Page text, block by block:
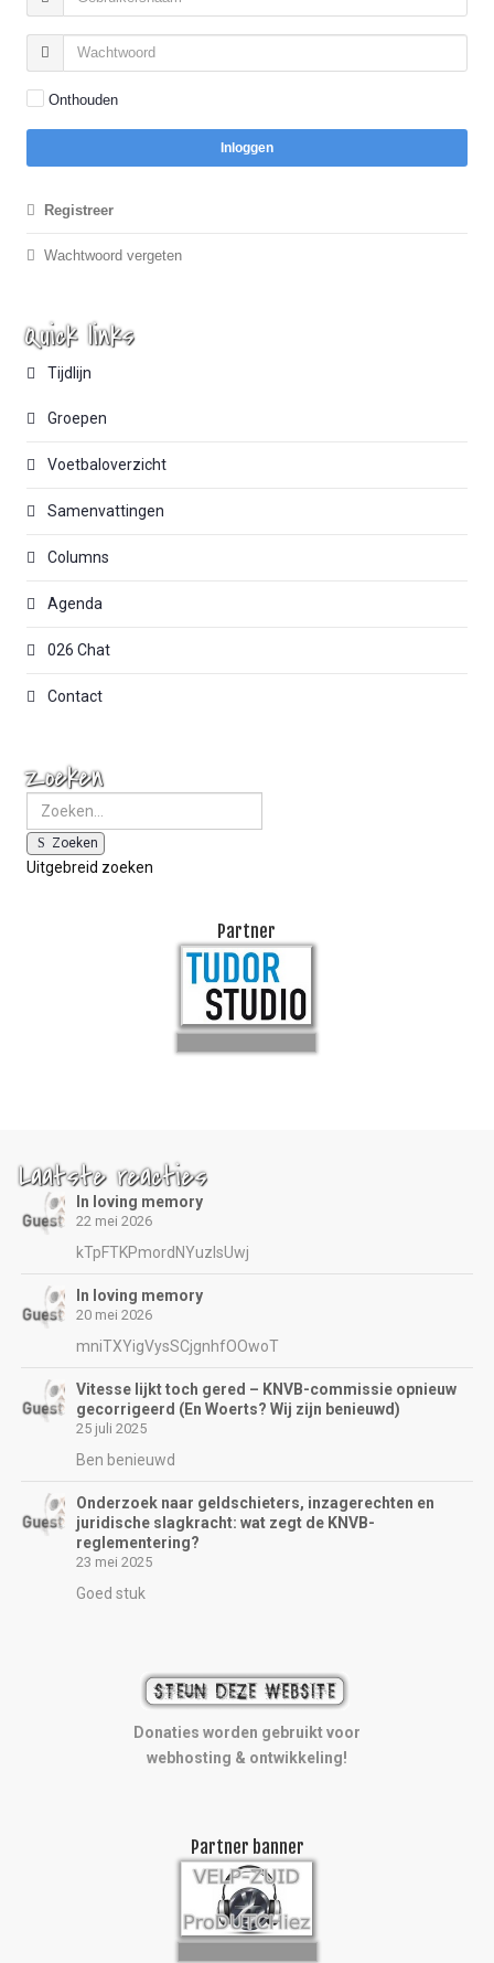
Onthouden
Inloggen
Registreer
Wachtwoord vergeten
Quick links
Tijdlijn
Groepen
Voetbaloverzicht
Samenvattingen
Columns
Agenda
026 Chat
Contact
Zoeken
Zoeken
Uitgebreid zoeken
Partner
Laatste reacties
In loving memory
22 mei 2026
kTpFTKPmordNYuzIsUwj
In loving memory
20 mei 2026
mniTXYigVysSCjgnhfOOwoT
Vitesse lijkt toch gered – KNVB-commissie opnieuw
gecorrigeerd (En Woerts? Wij zijn benieuwd)
25 juli 2025
Ben benieuwd
Onderzoek naar geldschieters, inzagerechten en
juridische slagkracht: wat zegt de KNVB-
reglementering?
23 mei 2025
Goed stuk
Donaties worden gebruikt voor
webhosting & ontwikkeling!
Partner banner